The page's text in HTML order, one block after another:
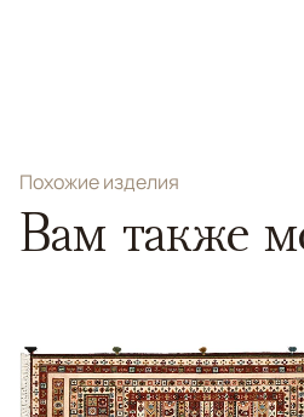
Похожие изделия
Вам также